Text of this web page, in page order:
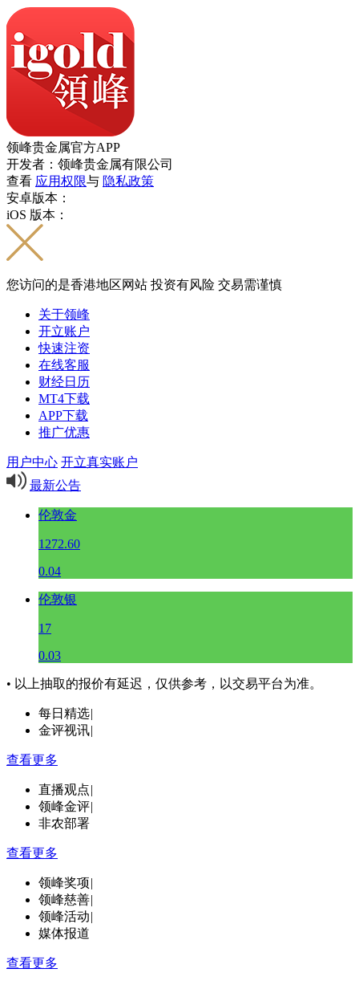
领峰贵金属官方APP
开发者：领峰贵金属有限公司
查看 应用权限与 隐私政策
安卓版本：
iOS 版本：
您访问的是香港地区网站 投资有风险 交易需谨慎
关于领峰
开立账户
快速注资
在线客服
财经日历
MT4下载
APP下载
推广优惠
用户中心 开立真实账户
最新公告
伦敦金
1272.60
0.04
伦敦银
17
0.03
• 以上抽取的报价有延迟，仅供参考，以交易平台为准。
每日精选|
金评视讯|
查看更多
直播观点|
领峰金评|
非农部署
查看更多
领峰奖项|
领峰慈善|
领峰活动|
媒体报道
查看更多